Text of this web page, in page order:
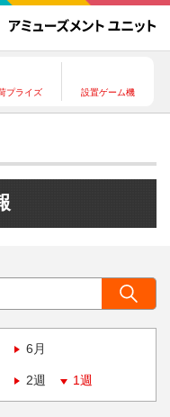
プライズ 設置ゲーム機
6月
2週 1週